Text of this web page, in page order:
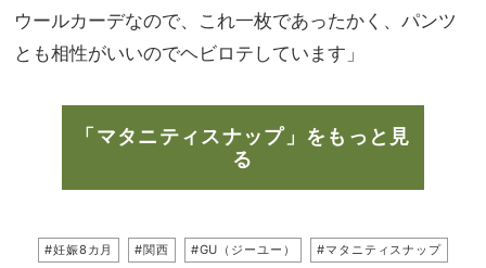
ウールカーデなので、これ一枚であったかく、パンツ
とも相性がいいのでヘビロテしています」
「マタニティスナップ」をもっと見
る
#妊娠8カ月 #関西 #GU（ジーユー） #マタニティスナップ